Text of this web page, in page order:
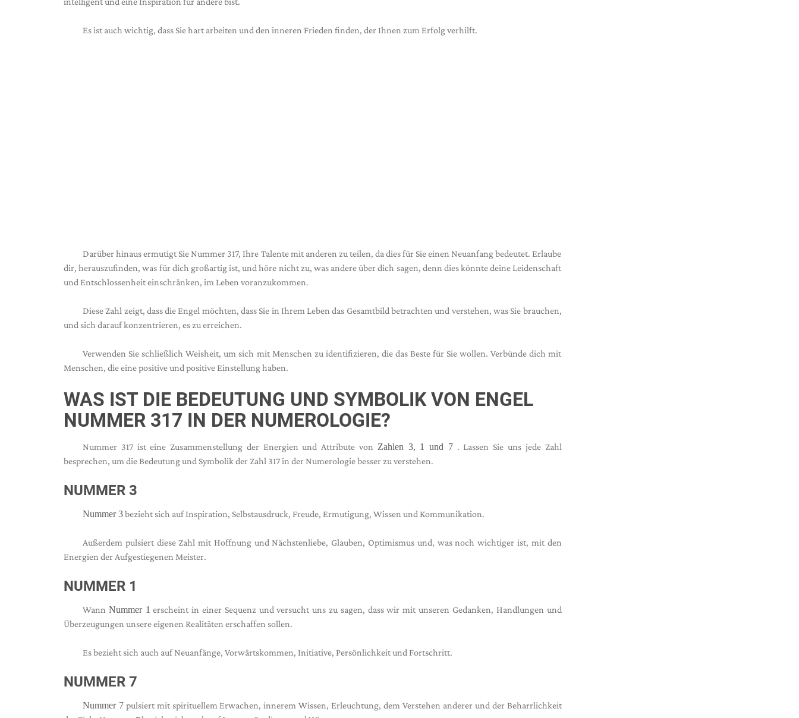
Es ist auch wichtig, dass Sie hart arbeiten und den inneren Frieden finden, der Ihnen zum Erfolg verhilft.
Darüber hinaus ermutigt Sie Nummer 317, Ihre Talente mit anderen zu teilen, da dies für Sie einen Neuanfang bedeutet. Erlaube
dir, herauszufinden, was für dich großartig ist, und höre nicht zu, was andere über dich sagen, denn dies könnte deine Leidenschaft
und Entschlossenheit einschränken, im Leben voranzukommen.
Diese Zahl zeigt, dass die Engel möchten, dass Sie in Ihrem Leben das Gesamtbild betrachten und verstehen, was Sie brauchen,
und sich darauf konzentrieren, es zu erreichen.
Verwenden Sie schließlich Weisheit, um sich mit Menschen zu identifizieren, die das Beste für Sie wollen. Verbünde dich mit
Menschen, die eine positive und positive Einstellung haben.
WAS IST DIE BEDEUTUNG UND SYMBOLIK VON ENGEL
NUMMER 317 IN DER NUMEROLOGIE?
Nummer 317 ist eine Zusammenstellung der Energien und Attribute von Zahlen 3, 1 und 7. Lassen Sie uns jede Zahl
besprechen, um die Bedeutung und Symbolik der Zahl 317 in der Numerologie besser zu verstehen.
NUMMER 3
Nummer 3bezieht sich auf Inspiration, Selbstausdruck, Freude, Ermutigung, Wissen und Kommunikation.
Außerdem pulsiert diese Zahl mit Hoffnung und Nächstenliebe, Glauben, Optimismus und, was noch wichtiger ist, mit den
Energien der Aufgestiegenen Meister.
NUMMER 1
Wann Nummer 1 erscheint in einer Sequenz und versucht uns zu sagen, dass wir mit unseren Gedanken, Handlungen und
Überzeugungen unsere eigenen Realitäten erschaffen sollen.
Es bezieht sich auch auf Neuanfänge, Vorwärtskommen, Initiative, Persönlichkeit und Fortschritt.
NUMMER 7
Nummer 7pulsiert mit spirituellem Erwachen, innerem Wissen, Erleuchtung, dem Verstehen anderer und der Beharrlichkeit